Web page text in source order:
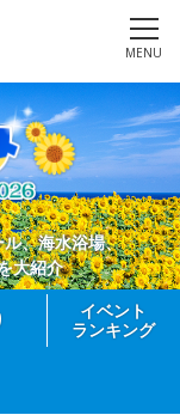
MENU
、海水浴場、
大紹介
イベント
ランキング